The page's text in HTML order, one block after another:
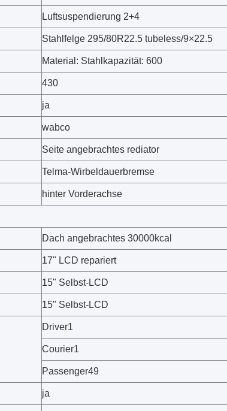
Luftsuspendierung 2+4
Stahlfelge 295/80R22.5 tubeless/9×22.5
Material: Stahlkapazität: 600
430
ja
wabco
Seite angebrachtes rediator
Telma-Wirbeldauerbremse
hinter Vorderachse
Dach angebrachtes 30000kcal
17" LCD repariert
15" Selbst-LCD
15" Selbst-LCD
Driver1
Courier1
Passenger49
ja